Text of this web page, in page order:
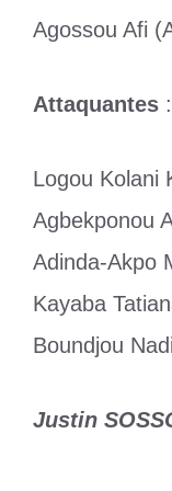
Agossou Afi
Attaquantes :
Logou Kolani
Agbekponou
Adinda-Akpo
Kayaba
Boundjou
Justin